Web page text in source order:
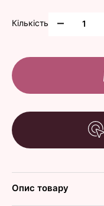
Кількість
Опис товару